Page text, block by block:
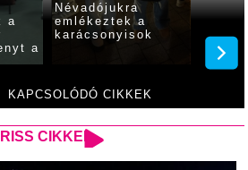
KAPCSOLÓDÓ CIKKEK
a
a
Névadójukra
emlékeztek a
karácsonyisok
Idén
CIKKEI